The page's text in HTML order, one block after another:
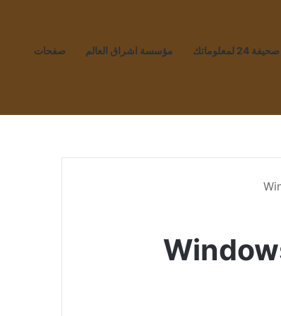
صحيفة 24 لمعلوماتك مؤسسة اشراق العالم صفحات